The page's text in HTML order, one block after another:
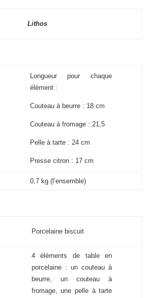
Lithos
Longueur pour chaque
élément :
Couteau à beurre : 18 cm
Couteau à fromage : 21,5
Pelle à tarte : 24 cm
Presse citron : 17 cm
0,7 kg (l’ensemble)
Porcelaine biscuit
4 éléments de table en
porcelaine : un couteau à
beurre, un couteau à
fromage, une pelle à tarte